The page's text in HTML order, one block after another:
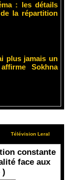
: les détails
la répartition
plus jamais un
Sokhna
Télévision Leral
constante
face aux
)